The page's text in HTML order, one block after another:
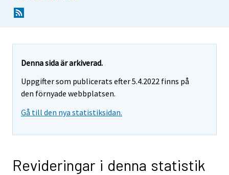
Denna sida är arkiverad.
Uppgifter som publicerats efter 5.4.2022 finns på
den förnyade webbplatsen.
Gå till den nya statistiksidan.
Revideringar i denna statistik